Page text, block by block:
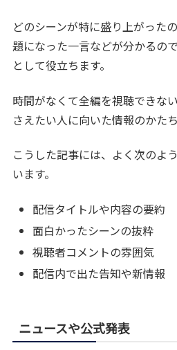
どのシーンが特に盛り上がった
題になった一言などが分かるの
として役立ちます。
時間がなくて全編を視聴できな
さえたい人に向いた情報のかたち
こうした記事には、よく次のよ
います。
配信タイトルや内容の要約
面白かったシーンの抜粋
視聴者コメントの雰囲気
配信内で出た告知や新情報
ニュースや公式発表